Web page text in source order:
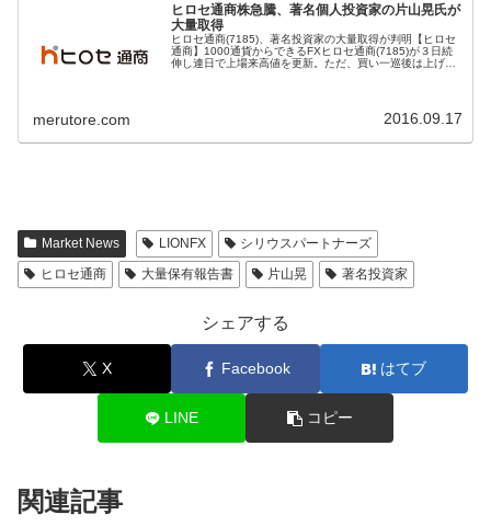
ヒロセ通商株急騰、著名個人投資家の片山晃氏が
大量取得
ヒロセ通商(7185)、著名投資家の大量取得が判明【ヒロセ
通商】1000通貨からできるFXヒロセ通商(7185)が３日続
伸し連日で上場来高値を更新。ただ、買い一巡後は上げ幅
merutore.com 2016.09.17
Market News LIONFX
シリウスパートナーズ
ヒロセ通商
大量保有報告書 片山晃 著名投資家
シェアする
X Facebook はてブ
LINE コピー
関連記事